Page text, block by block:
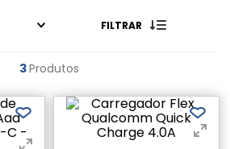
FILTRAR
3Produtos